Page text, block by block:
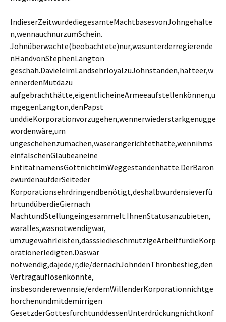
IndieserZeitwurdediegesamteMachtbasesvonJohngehalte
n,wennauchnurzumSchein.
Johnüberwachte(beobachtete)nur,wasunterderregierende
nHandvonStephenLangton
geschah.DavieleimLandsehrloyalzuJohnstanden,hätteer,w
ennerdenMutdazu
aufgebrachthätte,eigentlicheineArmeeaufstellenkönnen,u
mgegenLangton,denPapst
unddieKorporationvorzugehen,wennerwiederstarkgenugge
wordenwäre,um
ungeschehenzumachen,waserangerichtethatte,wennihms
einfalschenGlaubeaneine
EntitätnamensGottnichtimWeggestandenhätte.DerBaron
ewurdenaufderSeiteder
Korporationsehrdringendbenötigt,deshalbwurdensieverfü
hrtundüberdieGiernach
MachtundStellungeingesammelt.IhnenStatusanzubieten,
waralles,wasnotwendigwar,
umzugewährleisten,dasssiedieschmutzigeArbeitfürdieKorp
orationerledigten.Daswar
notwendig,dajede/r,die/dernachJohndenThronbestieg,den
Vertragauflösenkönnte,
insbesonderewennsie/erdemWillenderKorporationnichtge
horchenundmitdemirrigen
GesetzderGottesfurchtunddessenUnterdrückungnichtkonf